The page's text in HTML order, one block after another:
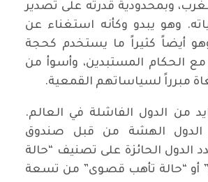
وبمحدودية قدرته على تصدير
وهو يبدو وكأنه استغناء عن
وهو أيضاً كثيراً ما يستخدم كحجة
مع الحكام المستبدين، وأسوأ من
مبرراً لسياساتهم القمعية.
من الدول الفاشلة في العالم.
الدول الهشة من قبل صندوق
الدول الحائزة على تصنيف “حالة
أو “حالة تأهب قصوى” من تسعة